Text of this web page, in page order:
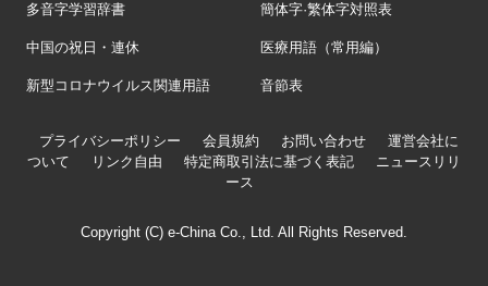
多音字学習辞書 簡体字·繁体字対照表
中国の祝日・連休 医療用語（常用編）
新型コロナウイルス関連用語 音節表
プライバシーポリシー 会員規約 お問い合わせ
運営会社に
ついて
リンク自由 特定商取引法に基づく表記
ニュースリリ
ース
Copyright (C) e-China Co., Ltd. All Rights Reserved.